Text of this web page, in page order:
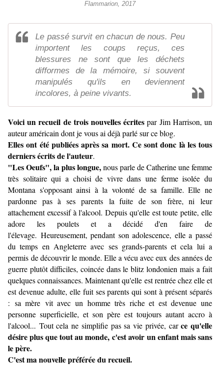
Flammarion, 2017
Le passé survit en chacun de nous. Peu
importent les coups reçus, ces
blessures ne sont que les déchets
difformes de la mémoire, si souvent
manipulés qu'ils en deviennent
incolores, à peine vivants.
Voici un recueil de trois nouvelles écrites par Jim Harrison, un
auteur américain dont je vous ai déjà parlé sur ce blog.
Elles ont été publiées après sa mort. Ce sont donc là les tous
derniers écrits de l'auteur.
"Les Oeufs", la plus longue,nous parle de Catherine une femme
très solitaire qui a choisi de vivre dans une ferme isolée du
Montana s'opposant ainsi à la volonté de sa famille. Elle ne
pardonne pas à ses parents la fuite de son frère, ni leur
attachement excessif à l'alcool. Depuis qu'elle est toute petite, elle
adore les poulets et a décidé d'en faire de
l'élevage. Heureusement, pendant son adolescence, elle a passé
du temps en Angleterre avec ses grands-parents et cela lui a
permis de découvrir le monde. Elle a vécu avec eux des années de
guerre plutôt difficiles, coincée dans le blitz londonien mais a fait
quelques connaissances. Maintenant qu'elle est rentrée chez elle et
est devenue adulte, elle fuit ses parents qui sont à présent séparés
: sa mère vit avec un homme très riche et est devenue une
personne superficielle, et son père est toujours autant accro à
l'alcool... Tout cela ne simplifie pas sa vie privée, carce qu'elle
désire plus que tout au monde, c'est avoir un enfant mais sans
le père.
C'est ma nouvelle préférée du recueil.